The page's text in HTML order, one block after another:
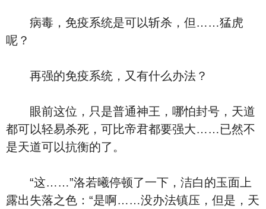
病毒，免疫系统是可以斩杀，但……猛虎
呢？
再强的免疫系统，又有什么办法？
眼前这位，只是普通神王，哪怕封号，天道
都可以轻易杀死，可比帝君都要强大……已然不
是天道可以抗衡的了。
“这……”洛若曦停顿了一下，洁白的玉面上
露出失落之色：“是啊……没办法镇压，但是，天